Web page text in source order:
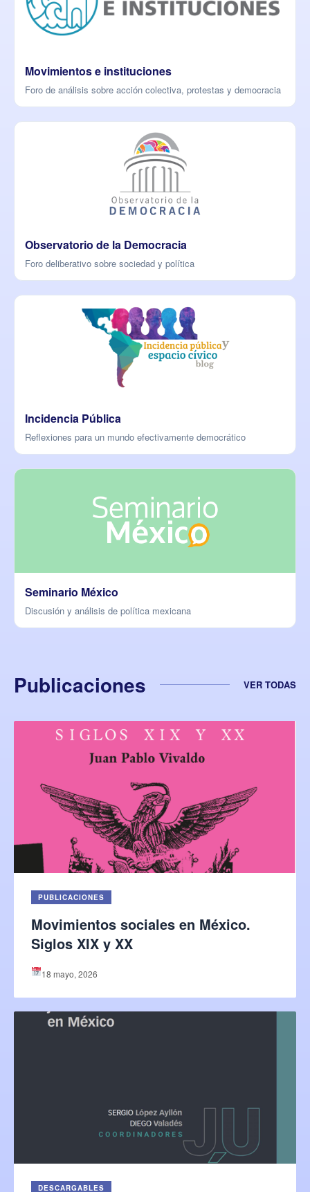
Movimientos e instituciones
Foro de análisis sobre acción colectiva, protestas y democracia
Observatorio de la Democracia
Foro deliberativo sobre sociedad y política
Incidencia Pública
Reflexiones para un mundo efectivamente democrático
Seminario México
Discusión y análisis de política mexicana
Publicaciones VER TODAS
PUBLICACIONES
Movimientos sociales en México.
Siglos XIX y XX
18 mayo, 2026
DESCARGABLES